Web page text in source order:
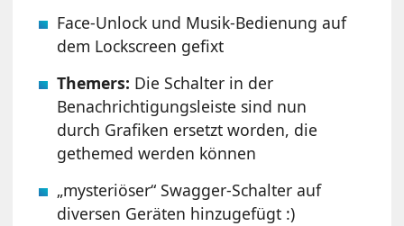
Face-Unlock und Musik-Bedienung auf
dem Lockscreen gefixt
Themers: Die Schalter in der
Benachrichtigungsleiste sind nun
durch Grafiken ersetzt worden, die
gethemed werden können
„mysteriöser“ Swagger-Schalter auf
diversen Geräten hinzugefügt :)